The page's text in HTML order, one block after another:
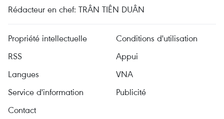
Rédacteur en chef: TRÂN TIÊN DUÂN
Propriété intellectuelle
Conditions d'utilisation
RSS
Appui
Langues
VNA
Service d'information
Publicité
Contact